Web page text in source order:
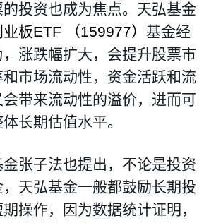
投资也成为焦点。天弘基金
板ETF （159977） 基金经
涨跌幅扩大，会提升股票市
市场流动性，资金活跃和流
带来流动性的溢价，进而可
长期估值水平。
金张子法也提出，不论是投资
天弘基金一般都鼓励长期投
操作，因为数据统计证明，